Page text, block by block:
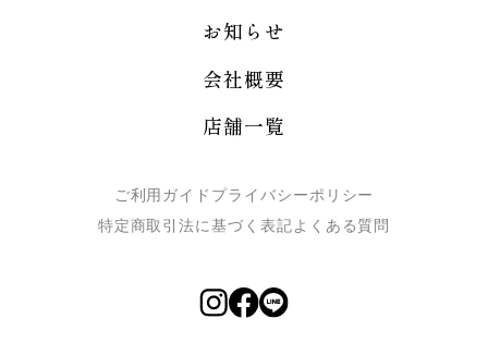
お知らせ
会社概要
店舗一覧
ご利用ガイド プライバシーポリシー
特定商取引法に基づく表記よくある質問